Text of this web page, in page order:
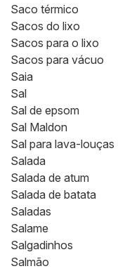
Saco térmico
Sacos do lixo
Sacos para o lixo
Sacos para vácuo
Saia
Sal
Sal de epsom
Sal Maldon
Sal para lava-louças
Salada
Salada de atum
Salada de batata
Saladas
Salame
Salgadinhos
Salmão